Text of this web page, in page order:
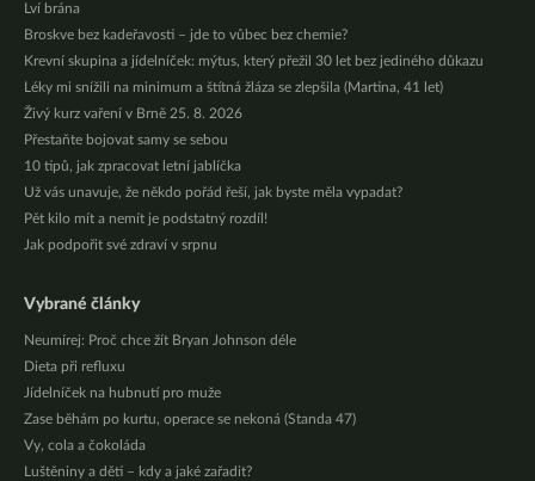
Lví brána
Broskve bez kadeřavosti – jde to vůbec bez chemie?
Krevní skupina a jídelníček: mýtus, který přežil 30 let bez jediného důkazu
Léky mi snížili na minimum a štítná žláza se zlepšila (Martina, 41 let)
Živý kurz vaření v Brně 25. 8. 2026
Přestaňte bojovat samy se sebou
10 tipů, jak zpracovat letní jablíčka
Už vás unavuje, že někdo pořád řeší, jak byste měla vypadat?
Pět kilo mít a nemít je podstatný rozdíl!
Jak podpořit své zdraví v srpnu
Vybrané články
Neumírej: Proč chce žít Bryan Johnson déle
Dieta při refluxu
Jídelníček na hubnutí pro muže
Zase běhám po kurtu, operace se nekoná (Standa 47)
Vy, cola a čokoláda
Luštěniny a děti – kdy a jaké zařadit?